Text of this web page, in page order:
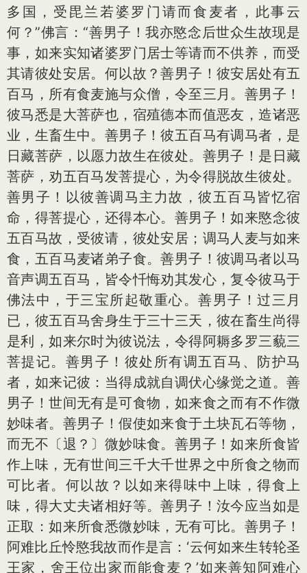
多国，受毘兰若婆罗门请而食麦者，此事云
何？”佛言：“善男子！我亦愍念后世众生故现是
事，如来实知诸婆罗门居士等请而不供养，而受
其请彼处安居。何以故？善男子！彼安居处有五
百马，所有食麦施与众僧，令至三月。善男子！
彼马悉是大菩萨也，宿殖德本而值恶友，造诸恶
业，生畜生中。善男子！彼五百马有调马者，是
日藏菩萨，以愿力故生在彼处。善男子！是日藏
菩萨，劝五百马发菩提心，为令得脱故生彼处。
善男子！以彼善调马主力故，彼五百马皆忆宿
命，得菩提心，还得本心。善男子！如来愍念彼
五百马故，受彼请，彼处安居；调马人麦与如来
食，五百马麦诸弟子食。善男子！彼调马者以马
音声调五百马，皆令忏悔劝其发心，复令彼马于
佛法中，于三宝所起敬重心。善男子！过三月
已，彼五百马舍身生于三十三天，彼在畜生尚得
是利，如来尔时为彼说法，令得阿耨多罗三藐三
菩提记。善男子！彼处所有调五百马、防护马
者，如来记彼：当得成就自调伏心缘觉之道。善
男子！世间无有是可食物，如来食之而有不作微
妙味者。善男子！假使如来食于土块瓦石等物，
而无不〔退？〕微妙味食。善男子！如来所食皆
作上味，无有世间三千大千世界之中所食之物而
可比者。何以故？以如来得味中上味，得食上
味，得大丈夫诸相好等。善男子！汝今应当如是
正取：如来所食悉微妙味，无有可比。善男子！
阿难比丘怜愍我故而作是言：‘云何如来生转轮圣
王家，舍王位出家而能食麦？’如来善知阿难心